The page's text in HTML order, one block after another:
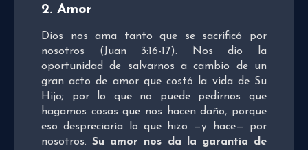
2. Amor
Dios nos ama tanto que se sacrificó por
nosotros (Juan 3:16-17). Nos dio la
oportunidad de salvarnos a cambio de un
gran acto de amor que costó la vida de Su
Hijo; por lo que no puede pedirnos que
hagamos cosas que nos hacen daño, porque
eso despreciaría lo que hizo —y hace— por
nosotros.Su amor nos da la garantía de